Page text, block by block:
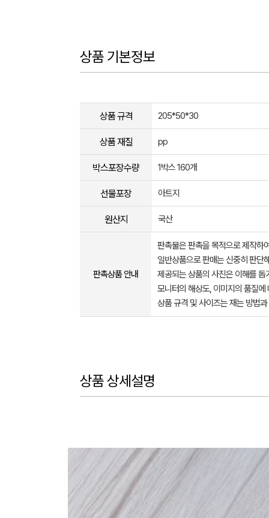
상품 기본정보
상품 규격 205*50*30
상품 재질 pp
박스포장수량 1박스 160개
선물포장 아트지
원산지 국산
판촉상품 안내
판촉물은 판촉을 목적으로 제작하
일반상품으로 판매는 신중히 판단
제공되는 상품의 사진은 이해를
모니터의 해상도, 이미지의 품질
상품 규격 및 사이즈는 재는 방법
상품 상세설명